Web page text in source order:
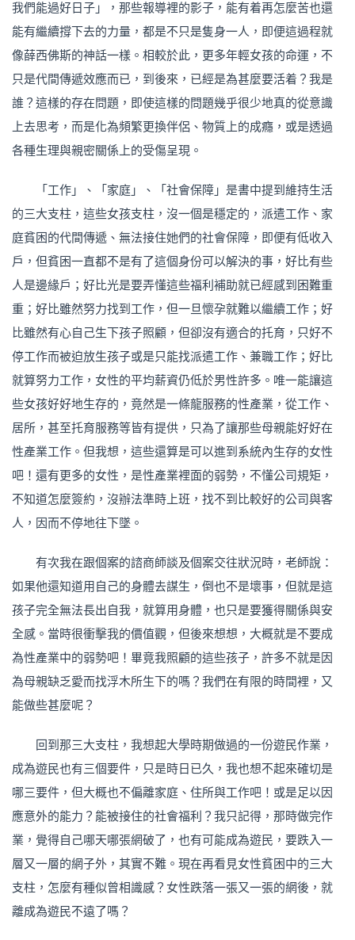
我們能過好日子」，那些報導裡的影子，能有着再怎麼苦也還
能有繼續撐下去的力量，都是不只是隻身一人，即便這過程就
像薛西佛斯的神話一樣。相較於此，更多年輕女孩的命運，不
只是代間傳遞效應而已，到後來，已經是為甚麼要活着？我是
誰？這樣的存在問題，即使這樣的問題幾乎很少地真的從意識
上去思考，而是化為頻繁更換伴侶、物質上的成癮，或是透過
各種生理與親密關係上的受傷呈現。
「工作」、「家庭」、「社會保障」是書中提到維持生活
的三大支柱，這些女孩支柱，沒一個是穩定的，派遣工作、家
庭貧困的代間傳遞、無法接住她們的社會保障，即便有低收入
戶，但貧困一直都不是有了這個身份可以解決的事，好比有些
人是邊緣戶；好比光是要弄懂這些福利補助就已經感到困難重
重；好比雖然努力找到工作，但一旦懷孕就難以繼續工作；好
比雖然有心自己生下孩子照顧，但卻沒有適合的托育，只好不
停工作而被迫放生孩子或是只能找派遣工作、兼職工作；好比
就算努力工作，女性的平均薪資仍低於男性許多。唯一能讓這
些女孩好好地生存的，竟然是一條龍服務的性產業，從工作、
居所，甚至托育服務等皆有提供，只為了讓那些母親能好好在
性產業工作。但我想，這些還算是可以進到系統內生存的女性
吧！還有更多的女性，是性產業裡面的弱勢，不懂公司規矩，
不知道怎麼簽約，沒辦法準時上班，找不到比較好的公司與客
人，因而不停地往下墜。
有次我在跟個案的諮商師談及個案交往狀況時，老師說：
如果他還知道用自己的身體去謀生，倒也不是壞事，但就是這
孩子完全無法長出自我，就算用身體，也只是要獲得關係與安
全感。當時很衝擊我的價值觀，但後來想想，大概就是不要成
為性產業中的弱勢吧！畢竟我照顧的這些孩子，許多不就是因
為母親缺乏愛而找浮木所生下的嗎？我們在有限的時間裡，又
能做些甚麼呢？
回到那三大支柱，我想起大學時期做過的一份遊民作業，
成為遊民也有三個要件，只是時日已久，我也想不起來確切是
哪三要件，但大概也不偏離家庭、住所與工作吧！或是足以因
應意外的能力？能被接住的社會福利？我只記得，那時做完作
業，覺得自己哪天哪張網破了，也有可能成為遊民，要跌入一
層又一層的網子外，其實不難。現在再看見女性貧困中的三大
支柱，怎麼有種似曾相識感？女性跌落一張又一張的網後，就
離成為遊民不遠了嗎？